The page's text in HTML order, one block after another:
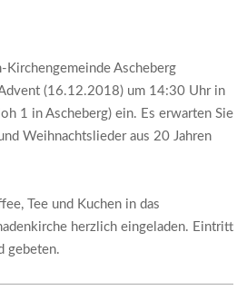
Kirchengemeinde Ascheberg
(16.12.2018) um 14:30 Uhr in
1 in Ascheberg) ein. Es erwarten Sie
Weihnachtslieder aus 20 Jahren
Tee und Kuchen in das
herzlich eingeladen. Eintritt
gebeten.